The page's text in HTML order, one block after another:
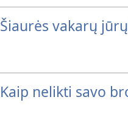
Šiaurės vakarų
Kaip nelikti savo